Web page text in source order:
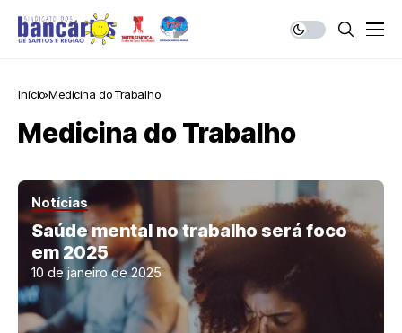
Início Medicina do Trabalho
Medicina do Trabalho
Notícias
Saúde mental no trabalho será foco
em 2025
10 de janeiro de 2025